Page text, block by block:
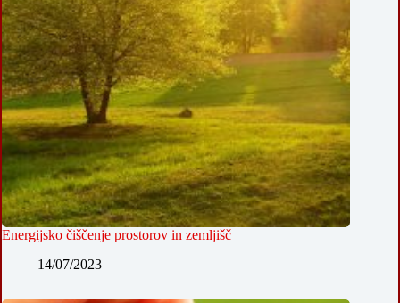
Energijsko čiščenje prostorov in zemljišč
14/07/2023